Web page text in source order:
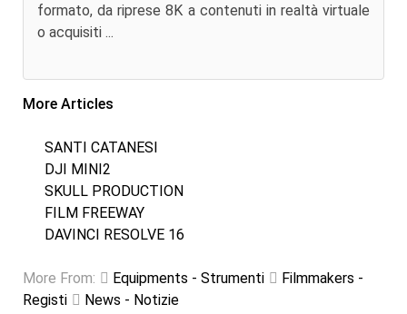
formato, da riprese 8K a contenuti in realtà virtuale
o acquisiti ...
More Articles
SANTI CATANESI
DJI MINI2
SKULL PRODUCTION
FILM FREEWAY
DAVINCI RESOLVE 16
More From: Equipments - Strumenti
Filmmakers -
Registi
News - Notizie